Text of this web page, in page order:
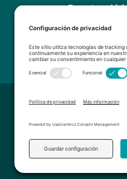
Puertas
Services
Términos
diseño web